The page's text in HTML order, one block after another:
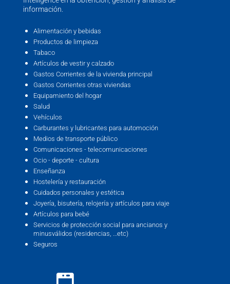
información.
Alimentación y bebidas
Productos de limpieza
Tabaco
Artículos de vestir y calzado
Gastos Corrientes de la vivienda principal
Gastos Corrientes otras viviendas
Equipamiento del hogar
Salud
Vehículos
Carburantes y lubricantes para automoción
Medios de transporte público
Comunicaciones - telecomunicaciones
Ocio - deporte - cultura
Enseñanza
Hostelería y restauración
Cuidados personales y estética
Joyería, bisutería, relojería y artículos para viaje
Artículos para bebé
Servicios de protección social para ancianos y
minusválidos (residencias, …etc)
Seguros